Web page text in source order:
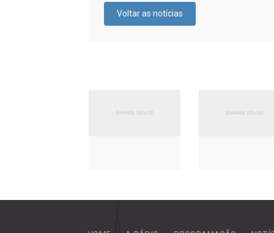
Voltar as notícias